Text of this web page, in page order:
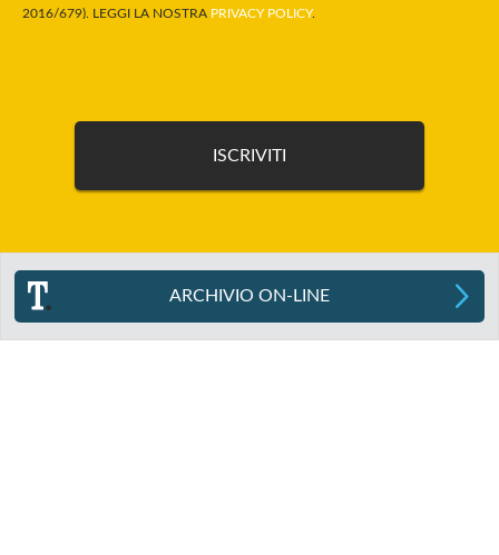
2016/679). LEGGI LA NOSTRA PRIVACY POLICY.
ARCHIVIO ON-LINE